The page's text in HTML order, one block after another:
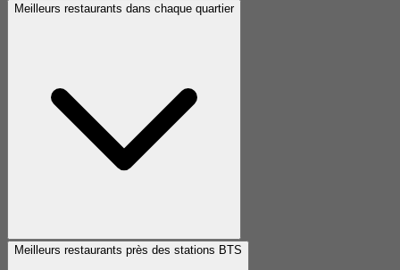
Meilleurs restaurants dans chaque quartier
Meilleurs restaurants près des stations BTS